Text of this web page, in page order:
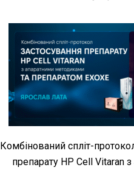
Комбінований спліт-
препарату HP Cell Vitaran